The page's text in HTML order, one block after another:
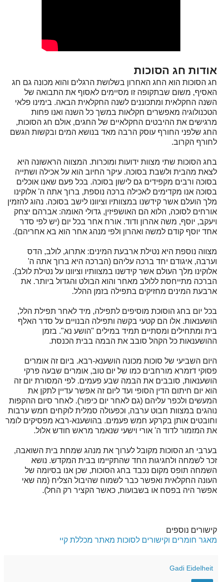
אודות חג הסוכות
חג הסוכות הוא החג האחרון בשלושת הרגלים והוא מכונה גם חג
האסיף, משום שבתקופה זו מסיימים לאסוף את התבואה של
השנה החקלאית ומתכוננים לשנה החקלאית הבאה. בימינו פלאי
הטכנולוגיה מאפשרים חקלאות במשך כל השנה ואנו פחות
מרגישים את ההיבטים החקלאיים של החגים, אולם חג הסוכות,
החג שלפני החורף עוסק הרבה מאד בנושא המים ובקשות הגשם
לחורף הקרוב.
בחג הסוכות שתי מצוות ידועות ומוכרות. המצווה הראשונה היא
לצאת מהבית ולשבת בסוכה. עיקר החיוב הוא על אכילה ושתייה
בסוכה ורבים מקפידים גם לישון בסוכה. בכל פעם שאנו אוכלים
בסוכה אנו מקדימים לאכילה ברכה נוספת, ברוך אתה ה' אלוקינו
מלך הועלם אשר קידשנו במצוותיו וציוונו לישב בסוכה. נהוג להזמין
אורחים לסוכה, הלוא הם האושפיזין, גדולי האומה: אברהם יצחק
ויעקב, יוסף, משה אהרון ודוד. אורח אחר בכל יום (יש לפי סדר
אחד יוסף קודם למשה ואהרון ולפי מנהג אחר הוא בא אחריהם).
מצווה נוספת היא נטילת ארבעת המינים: אתרוג, לולב, הדס
וערבה, איגודם יחד ברכה עליהם (הברכה היא ברוך אתה ה'
אלוקינו מלך העולם אשר קידשנו במצוותיו וציוונו על נטילת לולב).
הברכה מתייחסת ללולב מאחר והוא הבולט והגדול ביותר. את
ארבעת המינים מחזיקים בתפילה בזמן ההלל.
בכל יום בחג הוסוכת מוסיפים לתפילה, מיד לאחר תפילת הלל,
הושענאות. אלו הם קטעי בקשה ותפילה הבנויים על סדר האלף
בית ומתחילים ומסתיים תמיד במילים "הושע נא". בזמן
ההושענאות כל הקהל סובב את הבמה בבית הכנסת.
היום השביעי של סוכות מכונה הושענא-רבא. ביום זה אומרים
פסוקי דזמרא מורחבים כמו של יום טוב, אומרים שבעה פרקי
הושענאות, סובבים את הבמה שבע פעמים. לפי המסורת יום זה
הוא יום חיתום הדין הסופי ועד ליום זה אפשר עדיין לתקן את
המעשים ולכפר עליהם (גם לאחר יום כיפור). לאחר סיום ההקפות
נוהגים במצוות חבוט ערבה, וכפעולה סמלית לוקחים חמש ערבות
וחובטים אותן בקרקע חמש פעמים. בהושענא-רבא מפסיקים לומר
את המזמור לדוד ה' אורי וישעי שנאמר מראש חודש אלול.
בערבי חג הסוכות מקובל לערוך את מנהג שמחת בית השואבה,
זכר לשמחה ולחגיגות החד שהתקיימו בבית המקדש. נושא
השמחה תופס מקום נכבד בחג הסוכות, שכן אנו בסיומה של
העונה החקלאית ואפשר כבר לשמוח שהיבול הצליח (מה שאי
אפשר היה בפסח או בשבועות, כאשר הקציר רק החל).
קישורים נוספים
מאגר חומרים וקישורים לסוכות מאתר מכללת קיי
Gadi Eidelheit